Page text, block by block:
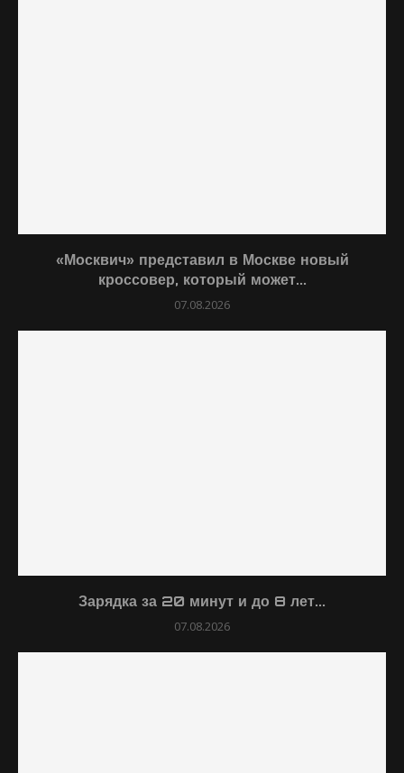
«Москвич» представил в Москве новый
кроссовер, который может...
07.08.2026
Зарядка за 20 минут и до 8 лет...
07.08.2026